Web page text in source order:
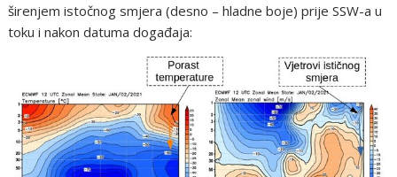
širenjem istočnog smjera (desno – hladne boje) prije SSW-a u
toku i nakon datuma događaja: